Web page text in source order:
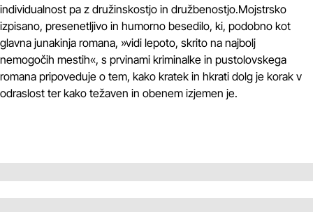
individualnost pa z družinskostjo in družbenostjo.Mojstrsko
izpisano, presenetljivo in humorno besedilo, ki, podobno kot
glavna junakinja romana, »vidi lepoto, skrito na najbolj
nemogočih mestih«, s prvinami kriminalke in pustolovskega
romana pripoveduje o tem, kako kratek in hkrati dolg je korak v
odraslost ter kako težaven in obenem izjemen je.